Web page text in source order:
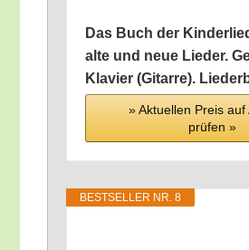
Das Buch der
alte und neue Lie­der.
Kla­vier (Gitar­re).
» Aktu­el­len Preis auf
prü­fen »
BEST­SEL­LER NR. 8